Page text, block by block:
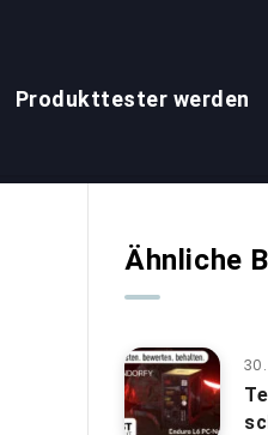
Produkttester werden
Ähnliche